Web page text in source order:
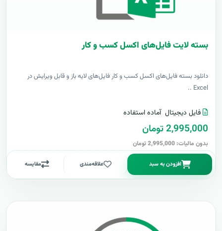
بسته لایت فایل‌های اکسل کسب و کار
دانلود بسته فایل‌های اکسل کسب و کار فایل‌های لایه باز و قابل ویرایش در
Excel ..
فایل دیجیتال آماده استفاده
2,995,000 تومان
بدون مالیات: 2,995,000 تومان
افزودن به سبد علاقه‌مندی مقایسه